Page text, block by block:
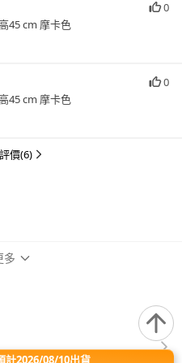
0
45 cm 摩卡色
0
45 cm 摩卡色
價(6)
多
計2026/08/10出貨